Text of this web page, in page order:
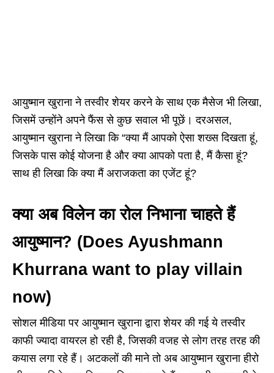
आयुष्मान खुराना ने तस्वीर शेयर करने के साथ एक मैसेज भी लिखा,
जिसमें उन्होंने अपने फैंस से कुछ सवाल भी पूछें। दरअसल,
आयुष्मान खुराना ने लिखा कि “क्या मैं आपको ऐसा शख्स दिखता हूं,
जिसके पास कोई योजना है और क्या आपको पता है, मैं कैसा हूं?
साथ ही लिखा कि क्या मैं अराजकता का एजेंट हूं?
क्या अब विलेन का रोल निभाना चाहते हैं
आयुष्मान? (Does Ayushmann
Khurrana want to play villain
now)
सोशल मीडिया पर आयुष्मान खुराना द्वारा शेयर की गई ये तस्वीर
काफी ज्यादा वायरल हो रही है, जिसकी वजह से लोग तरह तरह की
कयास लगा रहे हैं। अटकलों की माने तो अब आयुष्मान खुराना हीरो